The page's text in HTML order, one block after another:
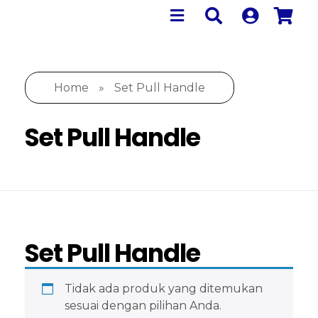
Home » Set Pull Handle
Set Pull Handle
Set Pull Handle
Tidak ada produk yang ditemukan
sesuai dengan pilihan Anda.